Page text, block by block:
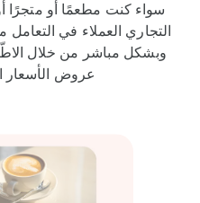
سواء كنت مطعمًا أو متجرًا
التجاري العملاء في
وبشكل مباشر من خلال
عروض الأسعار